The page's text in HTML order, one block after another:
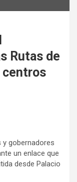
Rutas de
centros
y gobernadores
un enlace que
desde Palacio